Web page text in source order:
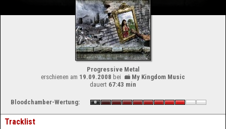
Progressive Metal
erschienen am 19.09.2008 bei
My Kingdom Music
dauert 67:43 min
Bloodchamber-Wertung:
Tracklist